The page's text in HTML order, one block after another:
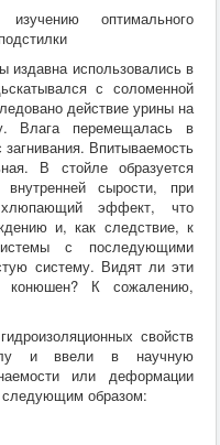
оптимального
издавна использовались в
с соломенной
действие урины на
Влага перемещалась в
Впитываемость
В стойле образуется
сырости, при
хлюпающий эффект, что
и, как следствие, к
с последующими
систему. Видят ли эти
конюшен? К сожалению,
свойств
и ввели в научную
или деформации
следующим образом: